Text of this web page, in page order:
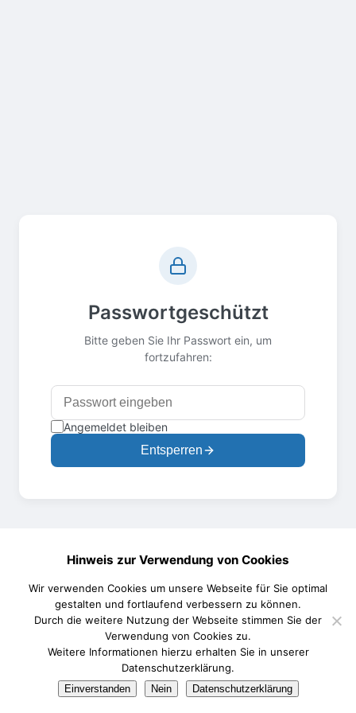
Passwortgeschützt
Bitte geben Sie Ihr Passwort ein, um
fortzufahren:
Angemeldet bleiben
Entsperren
Hinweis zur Verwendung von Cookies
Wir verwenden Cookies um unsere Webseite für Sie optimal
gestalten und fortlaufend verbessern zu können.
Durch die weitere Nutzung der Webseite stimmen Sie der
Verwendung von Cookies zu.
Weitere Informationen hierzu erhalten Sie in unserer
Datenschutzerklärung.
Einverstanden Nein Datenschutzerklärung